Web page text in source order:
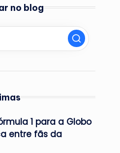
no blog
1 para a Globo
entre fãs da